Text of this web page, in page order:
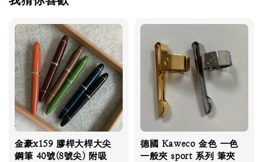
金豪x159 膠桿大桿大尖
鋼筆 40號(8號尖) 附吸
德國 Kaweco 金色 一色
一般夾 sport 系列 筆夾